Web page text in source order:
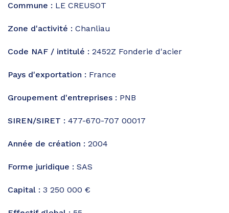
Commune : LE CREUSOT
Zone d'activité : Chanliau
Code NAF / intitulé : 2452Z Fonderie d'acier
Pays d'exportation : France
Groupement d'entreprises : PNB
SIREN/SIRET : 477-670-707 00017
Année de création : 2004
Forme juridique : SAS
Capital : 3 250 000 €